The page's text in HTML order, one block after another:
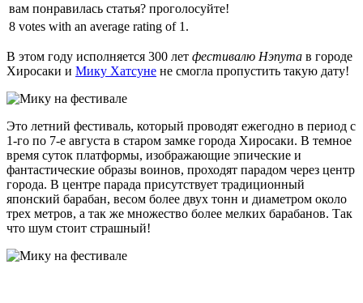
вам понравилась статья? проголосуйте!
8 votes with an average rating of 1.
В этом году исполняется 300 лет фестивалю Нэпута в городе
Хиросаки и Мику Хатсуне не смогла пропустить такую дату!
Это летний фестиваль, который проводят ежегодно в период с
1-го по 7-е августа в старом замке города Хиросаки. В темное
время суток платформы, изображающие эпические и
фантастические образы воинов, проходят парадом через центр
города. В центре парада присутствует традиционный
японский барабан, весом более двух тонн и диаметром около
трех метров, а так же множество более мелких барабанов. Так
что шум стоит страшный!